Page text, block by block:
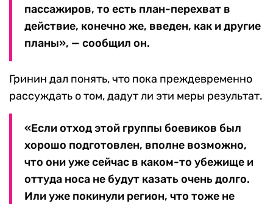
пассажиров, то есть план-перехват в
действие, конечно же, введен, как и другие
планы», — сообщил он.
Гринин дал понять, что пока преждевременно
рассуждать о том, дадут ли эти меры результат.
«Если отход этой группы боевиков был
хорошо подготовлен, вполне возможно,
что они уже сейчас в каком-то убежище и
оттуда носа не будут казать очень долго.
Или уже покинули регион, что тоже не